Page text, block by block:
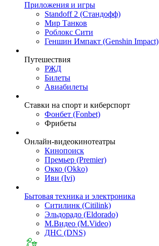
Приложения и игры
Standoff 2 (Стандофф)
Мир Танков
Роблокс Сити
Геншин Импакт (Genshin Impact)
Путешествия
РЖД
Билеты
Авиабилеты
Ставки на спорт и киберспорт
Фонбет (Fonbet)
Фрибеты
Онлайн-видеокинотеатры
Кинопоиск
Премьер (Premier)
Окко (Okko)
Иви (Ivi)
Бытовая техника и электроника
Ситилинк (Citilink)
Эльдорадо (Eldorado)
М.Видео (M.Video)
ДНС (DNS)